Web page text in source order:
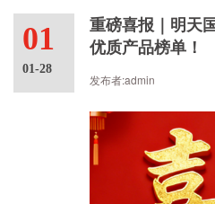
01
01-28
重磅喜报｜明天
优质产品榜单！
发布者:admin